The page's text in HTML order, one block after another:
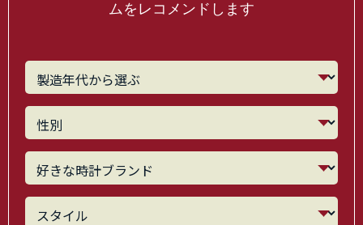
ムをレコメンドします